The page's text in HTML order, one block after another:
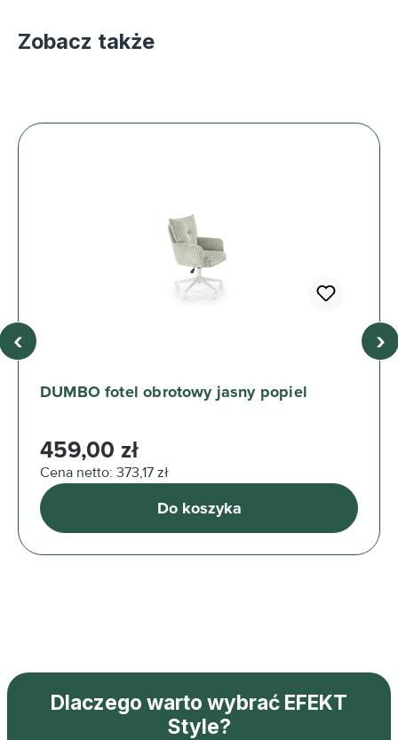
Zobacz także
DUMBO fotel obrotowy jasny popiel
Cena regularna:
459,00 zł
Cena netto: 373,17 zł
Do koszyka
‹ ›
Dlaczego warto wybrać EFEKT
Style?